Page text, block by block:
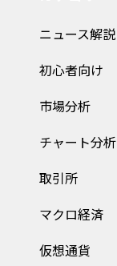
ニュース解説
初心者向け
市場分析
チャート分析
取引所
マクロ経済
仮想通貨